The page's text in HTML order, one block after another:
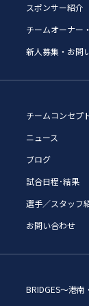
スポンサー紹介
チームオーナー
新人募集・お問
チームコンセプ
ニュース
ブログ
試合日程･結果
選手／スタッフ
お問い合わせ
BRIDGES～港